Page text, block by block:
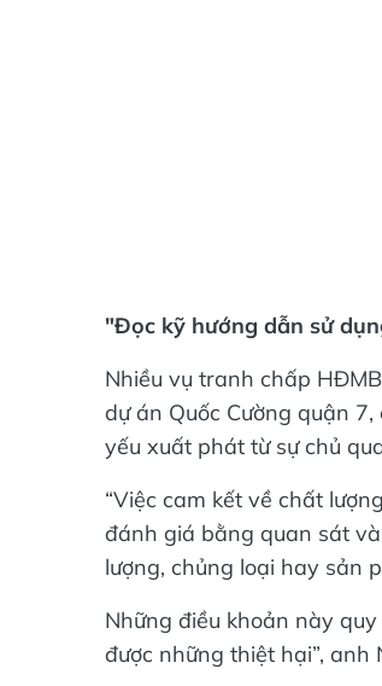
"Đọc kỹ hướng dẫn sử
Nhiều vụ tranh chấp
dự án Quốc Cường quận
yếu xuất phát từ sự chủ
“Việc cam kết về chất
đánh giá bằng quan sát
lượng, chủng loại hay sản
Những điều khoản này
được những thiệt hại”, anh